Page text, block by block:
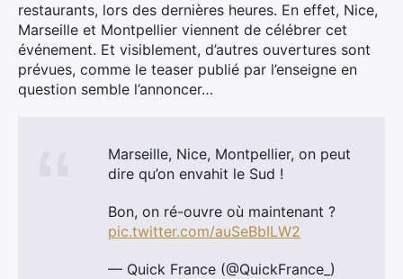
restaurants, lors des dernières heures. En effet, Nice,
Marseille et Montpellier viennent de célébrer cet
événement. Et visiblement, d’autres ouvertures sont
prévues, comme le teaser publié par l’enseigne en
question semble l’annoncer…
Marseille, Nice, Montpellier, on peut
dire qu’on envahit le Sud !
Bon, on ré-ouvre où maintenant ?
pic.twitter.com/auSeBbILW2
— Quick France (@QuickFrance_)